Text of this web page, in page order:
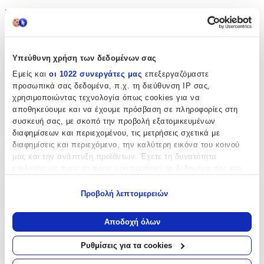
Υπεύθυνη χρήση των δεδομένων σας
Εμείς και οι 1022 συνεργάτες μας επεξεργαζόμαστε
προσωπικά σας δεδομένα, π.χ. τη διεύθυνση IP σας,
χρησιμοποιώντας τεχνολογία όπως cookies για να
αποθηκεύουμε και να έχουμε πρόσβαση σε πληροφορίες στη
συσκευή σας, με σκοπό την προβολή εξατομικευμένων
διαφημίσεων και περιεχομένου, τις μετρήσεις σχετικά με
διαφημίσεις και περιεχόμενο, την καλύτερη εικόνα του κοινού
μας και την ανάπτυξη προϊόντων. Έχετε τη δυνατότητα
Να συλλέξουμε πληροφορίες σχετικά με τη γεωγραφική
σας τοποθεσία, οι οποίες μπορεί να είναι ακριβείς σε
απόσταση μερικών μέτρων
Να αναγνωρίσουμε τη συσκευή σας σαρώνοντας ενεργά
Προβολή λεπτομερειών
Αποδοχή όλων
Ρυθμίσεις για τα cookies
Χαρακτηριστικά
Κατασκευαστής:
OEM
Βασικά Χαρακτηριστικά
Χρώμα:
Πολύχρωμο
Φύλο:
Τάξη
Νηπιαγωγείου